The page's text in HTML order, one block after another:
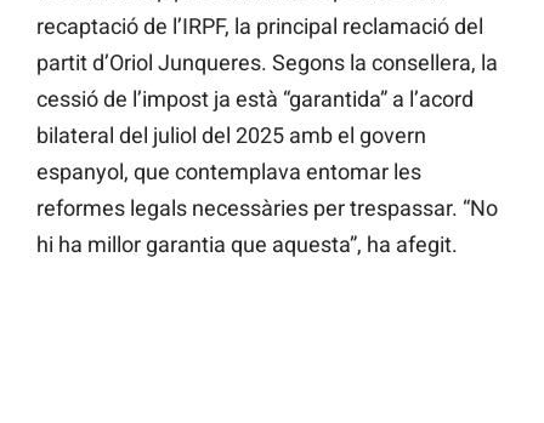
recaptació de l’IRPF, la principal reclamació del
partit d’Oriol Junqueres. Segons la consellera, la
cessió de l’impost ja està “garantida” a l’acord
bilateral del juliol del 2025 amb el govern
espanyol, que contemplava entomar les
reformes legals necessàries per trespassar. “No
hi ha millor garantia que aquesta”, ha afegit.